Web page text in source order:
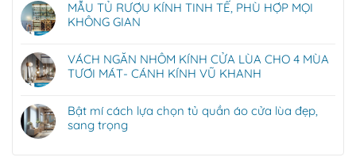
MẪU TỦ RƯỢU KÍNH TINH TẾ, PHÙ HỢP MỌI
KHÔNG GIAN
VÁCH NGĂN NHÔM KÍNH CỬA LÙA CHO 4 MÙA
TƯƠI MÁT- CÁNH KÍNH VŨ KHANH
Bật mí cách lựa chọn tủ quần áo cửa lùa đẹp,
sang trọng